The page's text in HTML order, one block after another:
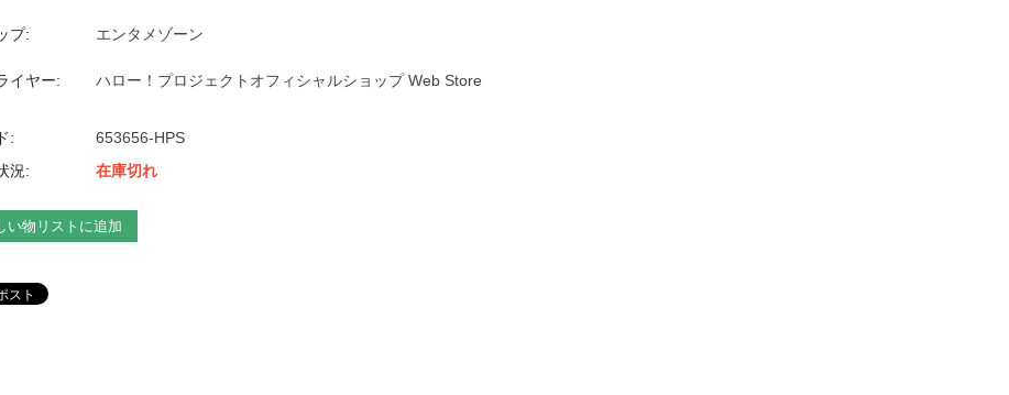
プ: エンタメゾーン
イヤー: ハロー！プロジェクトオフィシャルショップ Web Store
:
653656-HPS
況:
在庫切れ
い物リストに追加